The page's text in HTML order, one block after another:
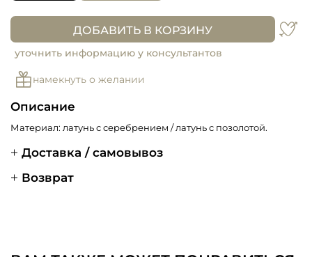
ДОБАВИТЬ В КОРЗИНУ
уточнить информацию у консультантов
намекнуть о желании
Описание
Материал: латунь с серебрением / латунь с позолотой.
Доставка / самовывоз
Возврат